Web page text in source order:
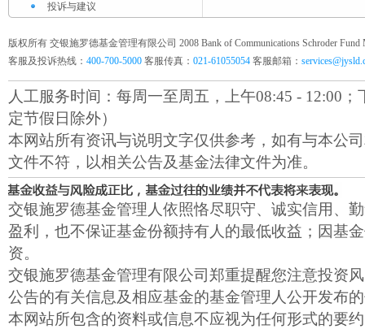
投诉与建议
版权所有 交银施罗德基金管理有限公司 2008 Bank of Communications Schroder Fund
客服及投诉热线： 400-700-5000 客服传真： 021-61055054 客服邮箱：
人工服务时间：每周一至周五，上午08:45 - 12:00；
定节假日除外）
本网站所有资讯与说明文字仅供参考，如有与本公
文件不符，以相关公告及基金法律文件为准。
交银施罗德基金管理人依照恪尽职守、诚实信用、
盈利，也不保证基金份额持有人的最低收益；因基
资。
交银施罗德基金管理有限公司郑重提醒您注意投资
公告的有关信息及相应基金的基金管理人公开发布
本网站所包含的资料或信息不应视为任何形式的要